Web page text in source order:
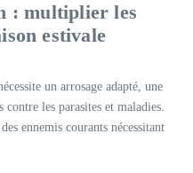
: multiplier les
estivale
un arrosage adapté, une
les parasites et maladies.
ennemis courants nécessitant